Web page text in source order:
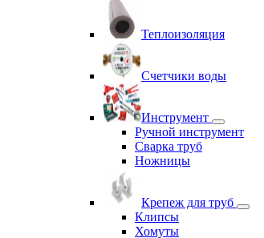
Теплоизоляция
Счетчики воды
Инструмент
Ручной инструмент
Сварка труб
Ножницы
Крепеж для труб
Клипсы
Хомуты